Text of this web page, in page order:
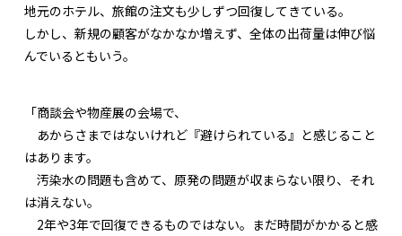
地元のホテル、旅館の注文も少しずつ回復してきている。
しかし、新規の顧客がなかなか増えず、全体の出荷量は伸び悩
んでいるともいう。
「商談会や物産展の会場で、
あからさまではないけれど『避けられている』と感じること
はあります。
汚染水の問題も含めて、原発の問題が収まらない限り、それ
は消えない。
2年や3年で回復できるものではない。まだ時間がかかると感